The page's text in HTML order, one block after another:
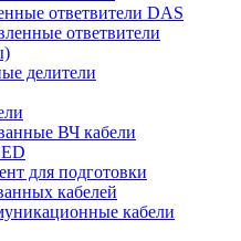
ответвители DAS
ответвители
делители
ВЧ кабели
для подготовки
кабелей
кабели